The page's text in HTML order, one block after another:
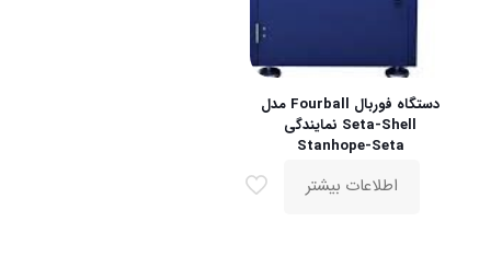
دستگاه فوربال Fourball مدل
Seta-Shell نمایندگی
Stanhope-Seta
اطلاعات بیشتر